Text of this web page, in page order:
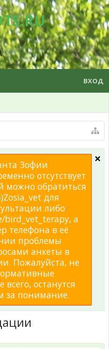
ВХОД
Зофии
отсутствует
можно обратиться
для
либо
bird_vet_terapy, а
телефона в её
проблемы
анкеты в
Пожалуйста, не
останутся
за понимание.